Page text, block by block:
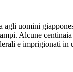
agli uomini
Alcune centinaia
e imprigionati in